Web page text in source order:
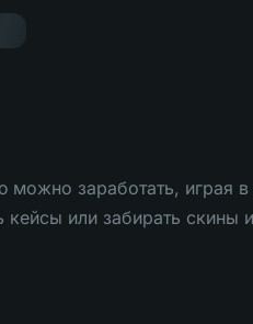
заработать, играя
или забирать скины